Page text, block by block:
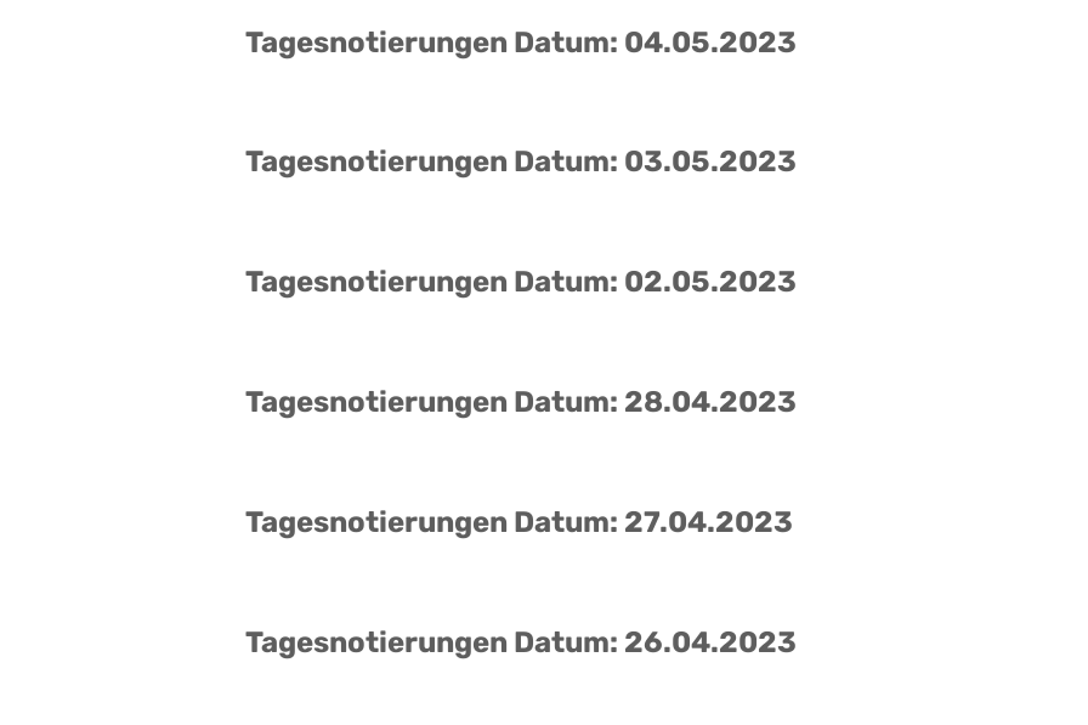
Tagesnotierungen Datum: 04.05.2023
Tagesnotierungen Datum: 03.05.2023
Tagesnotierungen Datum: 02.05.2023
Tagesnotierungen Datum: 28.04.2023
Tagesnotierungen Datum: 27.04.2023
Tagesnotierungen Datum: 26.04.2023